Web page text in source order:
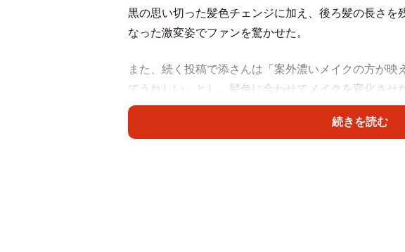
黒の思い切った髪色チェンジに加え、後ろ髪の長さを
なった激変姿でファンを驚かせた。
また、続く投稿で添さんは「案外濃いメイクの方が
てうれしい」とし、髪色に合わせてメイクを変化させ
も大きめのメガネをかけたショットも公開しており、
さんだ！」「黒髪眼鏡好き」などの声が上がっていた。
続きを読む